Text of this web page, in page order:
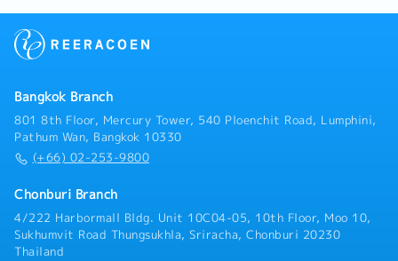
Bangkok Branch
801 8th Floor, Mercury Tower, 540 Ploenchit Road, Lumphini,
Pathum Wan, Bangkok 10330
(+66) 02-253-9800
Chonburi Branch
4/222 Harbormall Bldg. Unit 10C04-05, 10th Floor, Moo 10,
Sukhumvit Road Thungsukhla, Sriracha, Chonburi 20230
Thailand